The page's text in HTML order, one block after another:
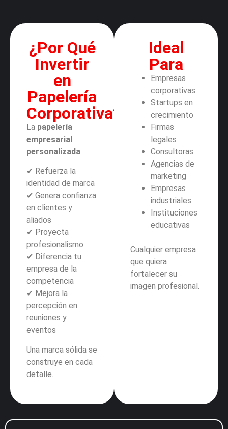
¿Por Qué
Invertir
en
Papelería
Corporativa?
La papelería
empresarial
personalizada:
✔ Refuerza la
identidad de marca
✔ Genera confianza
en clientes y
aliados
✔ Proyecta
profesionalismo
✔ Diferencia tu
empresa de la
competencia
✔ Mejora la
percepción en
reuniones y
eventos
Una marca sólida se
construye en cada
detalle.
Ideal
Para
Empresas
corporativas
Startups en
crecimiento
Firmas
legales
Consultoras
Agencias de
marketing
Empresas
industriales
Instituciones
educativas
Cualquier empresa
que quiera
fortalecer su
imagen profesional.